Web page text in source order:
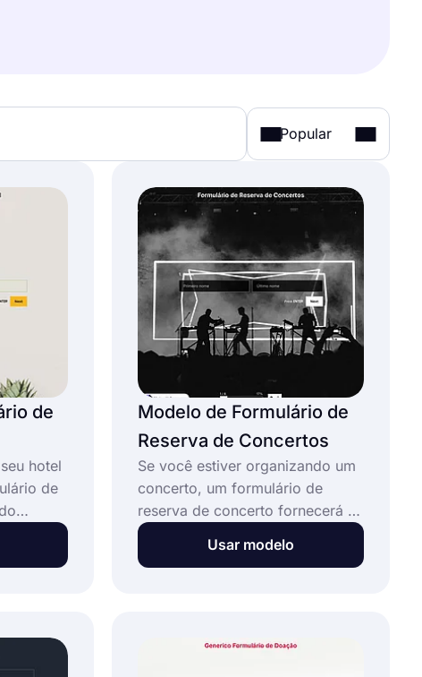
Popular
de
hotel
de
hotel. É
requer
Modelo de Formulário de
Reserva de Concertos
Se você estiver organizando um
concerto, um formulário de
reserva de concerto fornecerá a
melhor maneira de alcançar as
pessoas. Com o modelo de
fãs de música se inscrevam para
Usar modelo